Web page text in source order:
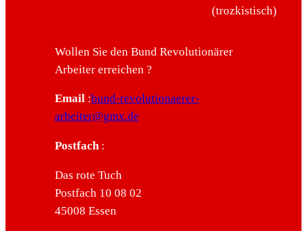
(trozkistisch)
Wollen Sie den Bund Revolutionärer
Arbeiter erreichen ?
Email:bund-revolutionaerer-
arbeiter@gmx.de
Postfach:
Das rote Tuch
Postfach 10 08 02
45008 Essen